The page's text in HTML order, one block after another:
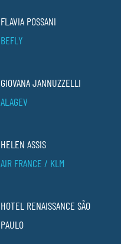
FLAVIA POSSANI
BEFLY
GIOVANA JANNUZZELLI
ALAGEV
HELEN ASSIS
AIR FRANCE / KLM
HOTEL RENAISSANCE SÃO
PAULO